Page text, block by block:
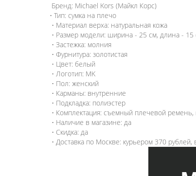
Бренд: Michael Kors (Майкл Корс)
• Тип: сумка на плечо
• Материал верха: натуральная кожа
• Размер модели: ширина - 25 см, длина - 15
• Застежка: молния
• Фурнитура: золотистая
• Цвет: белый
• Логотип: MK
• Пол: женский
• Карманы: внутренние
• Подкладка: полиэстер
• Комплектация: съемный плечевой
• Наличие в магазине: да
• Скидка: да
• Доставка по Москве: курьером 370